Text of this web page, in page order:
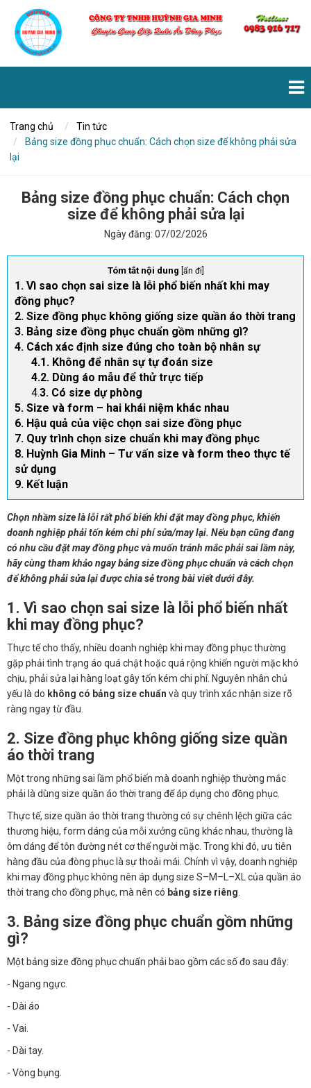
Trang chủ
Tin tức
Bảng size đồng phục chuẩn: Cách chọn size để không phải sửa
lại
Bảng size đồng phục chuẩn: Cách chọn
size để không phải sửa lại
Ngày đăng: 07/02/2026
Tóm tắt nội dung ẩn đi
1. Vì sao chọn sai size là lỗi phổ biến nhất khi may
đồng phục?
2. Size đồng phục không giống size quần áo thời trang
3. Bảng size đồng phục chuẩn gồm những gì?
4. Cách xác định size đúng cho toàn bộ nhân sự
4.1. Không để nhân sự tự đoán size
4.2. Dùng áo mẫu để thử trực tiếp
4.3. Có size dự phòng
5. Size và form – hai khái niệm khác nhau
6. Hậu quả của việc chọn sai size đồng phục
7. Quy trình chọn size chuẩn khi may đồng phục
8. Huỳnh Gia Minh – Tư vấn size và form theo thực tế
sử dụng
9. Kết luận
Chọn nhầm size là lỗi rất phổ biến khi đặt may đồng phục, khiến
doanh nghiệp phải tốn kém chi phí sửa/may lại. Nếu bạn cũng đang
có nhu cầu đặt may đồng phục và muốn tránh mắc phải sai lầm này,
hãy cùng tham khảo ngay bảng size đồng phục chuẩn và cách chọn
để không phải sửa lại được chia sẻ trong bài viết dưới đây.
1. Vì sao chọn sai size là lỗi phổ biến nhất
khi may đồng phục?
Thực tế cho thấy, nhiều doanh nghiệp khi may đồng phục thường
gặp phải tình trạng áo quá chật hoặc quá rộng khiến người mặc khó
chịu, phải sửa lại hàng loạt gây tốn kém chi phí. Nguyên nhân chủ
yếu là do không có bảng size chuẩn và quy trình xác nhận size rõ
ràng ngay từ đầu.
2. Size đồng phục không giống size quần
áo thời trang
Một trong những sai lầm phổ biến mà doanh nghiệp thường mắc
phải là dùng size quần áo thời trang để áp dụng cho đồng phục.
Thực tế, size quần áo thời trang thường có sự chênh lệch giữa các
thương hiệu, form dáng của mỗi xưởng cũng khác nhau, thường là
ôm dáng để tôn đường nét cơ thể người mặc. Trong khi đó, ưu tiên
hàng đầu của đòng phục là sự thoải mái. Chính vì vậy, doanh nghiệp
khi may đồng phục không nên áp dụng size S–M–L–XL của quần áo
thời trang cho đồng phục, mà nên có bảng size riêng
3. Bảng size đồng phục chuẩn gồm những
gì?
Một bảng size đồng phục chuẩn phải bao gồm các số đo sau đây:
- Ngang ngực.
- Dài áo
- Vai.
- Dài tay.
- Vòng bụng.